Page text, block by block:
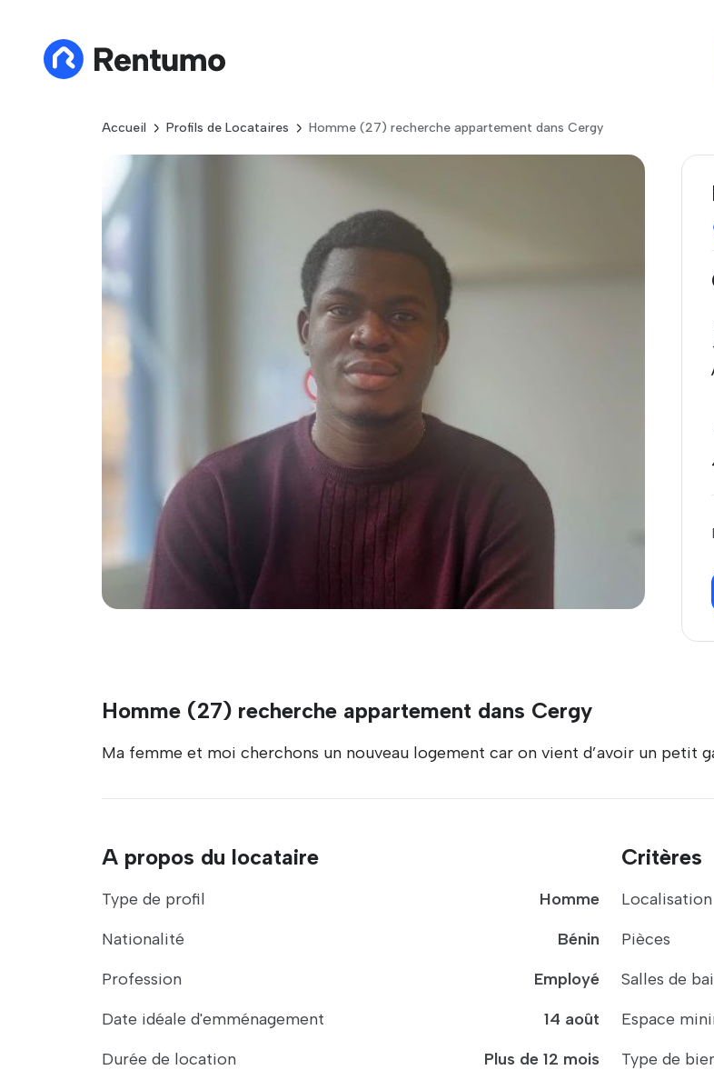
Accueil Profils de Locataires Homme (27) recherche appartement dans Cergy
Homme (27) recherche appartement dans Cergy
Ma femme et moi cherchons un nouveau logement car on vient d’avoir un petit
A propos du locataire
Type de profil
Homme
Nationalité
Bénin
Profession
Employé
Date idéale d'emménagement
14 août
Durée de location
Plus de 12 mois
Critères
Localisation
Pièces
Salles de
Espace
Type de